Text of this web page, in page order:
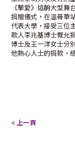
《摯愛》這齣大型
捐贈儀式，在溫哥華
代表大學，接受三位
款人李兆基博士慨允
博士及王一洋女士分
他熱心人士的捐款，
< 上一頁